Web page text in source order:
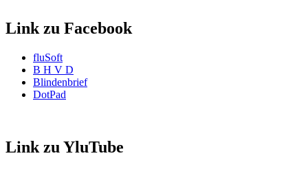
Link zu Facebook
fluSoft
B H V D
Blindenbrief
DotPad
Link zu YluTube